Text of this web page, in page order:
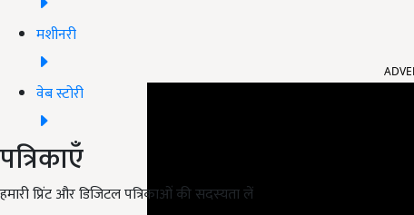
मशीनरी
वेब स्टोरी
पत्रिकाएँ
हमारी प्रिंट और डिजिटल पत्रिकाओं की सदस्यता लें